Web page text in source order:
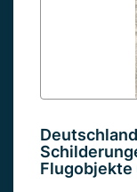
Flugobjekte